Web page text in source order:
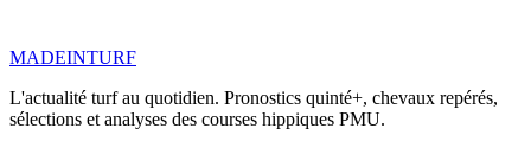
MADEINTURF
L'actualité turf au quotidien. Pronostics quinté+, chevaux repérés,
sélections et analyses des courses hippiques PMU.